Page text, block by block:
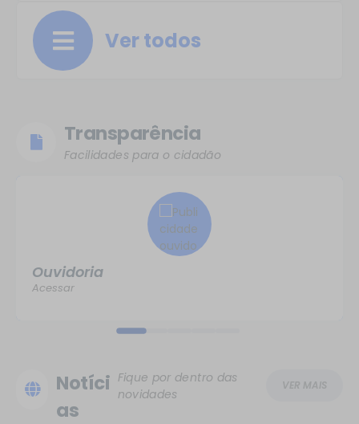
Ver todos
Transparência
Facilidades para o cidadão
Ouvidoria
Acessar
Notíci
as
Fique por dentro das
novidades
VER MAIS